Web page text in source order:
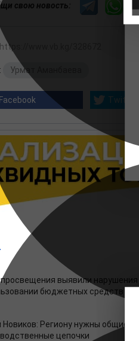
свою новость:
https://www.vb.kg/328672
Урмат Аманбаева
Facebook Twitter
выявили нарушения
бюджетных средств
Новиков: Региону нужны общие
цепочки